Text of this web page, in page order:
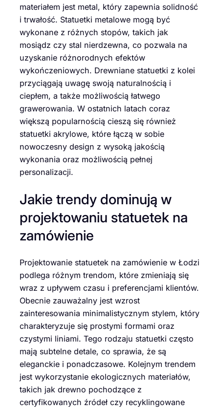
materiałem jest metal, który zapewnia solidność
i trwałość. Statuetki metalowe mogą być
wykonane z różnych stopów, takich jak
mosiądz czy stal nierdzewna, co pozwala na
uzyskanie różnorodnych efektów
wykończeniowych. Drewniane statuetki z kolei
przyciągają uwagę swoją naturalnością i
ciepłem, a także możliwością łatwego
grawerowania. W ostatnich latach coraz
większą popularnością cieszą się również
statuetki akrylowe, które łączą w sobie
nowoczesny design z wysoką jakością
wykonania oraz możliwością pełnej
personalizacji.
Jakie trendy dominują w
projektowaniu statuetek na
zamówienie
Projektowanie statuetek na zamówienie w Łodzi
podlega różnym trendom, które zmieniają się
wraz z upływem czasu i preferencjami klientów.
Obecnie zauważalny jest wzrost
zainteresowania minimalistycznym stylem, który
charakteryzuje się prostymi formami oraz
czystymi liniami. Tego rodzaju statuetki często
mają subtelne detale, co sprawia, że są
eleganckie i ponadczasowe. Kolejnym trendem
jest wykorzystanie ekologicznych materiałów,
takich jak drewno pochodzące z
certyfikowanych źródeł czy recyklingowane